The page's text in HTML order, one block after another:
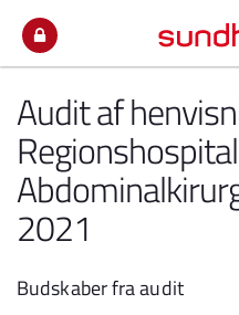
Audit af
2021
Budskaber fra audit